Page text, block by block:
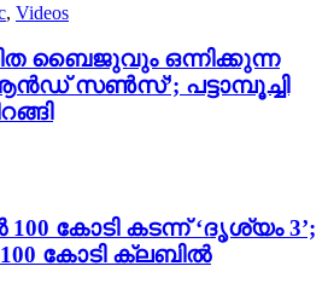
, Videos
ബൈജുവും ഒന്നിക്കുന്ന
സൺസ്’; പട്ടാമ്പൂച്ചി
100 കോടി കടന്ന് ‘ദൃശ്യം 3’;
കോടി ക്ലബിൽ